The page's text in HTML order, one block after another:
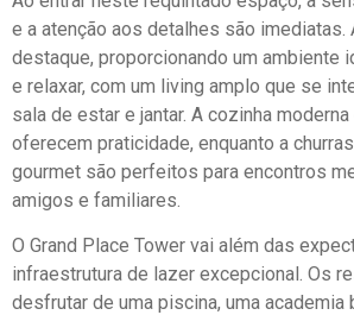
e a atenção aos detalhes são imediatas.
destaque, proporcionando um ambiente
e relaxar, com um living amplo que se
sala de estar e jantar. A cozinha
oferecem praticidade, enquanto a
gourmet são perfeitos para encontros
amigos e familiares.
O Grand Place Tower vai além das
infraestrutura de lazer excepcional. Os
desfrutar de uma piscina, uma academia